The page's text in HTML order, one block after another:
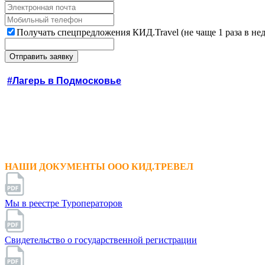
Получать спецпредложения КИД.Travel (не чаще 1 раза в
#Лагерь в Подмосковье
НАШИ ДОКУМЕНТЫ ООО КИД.ТРЕВЕЛ
Мы в реестре Туроператоров
Свидетельство о государственной регистрации